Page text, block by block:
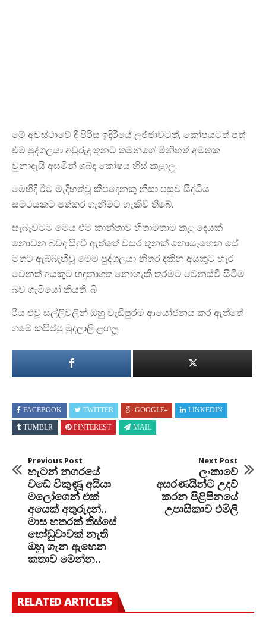
මේ අවස්ථාවේ දී පිරිස ඉදිරියේ ලජ්ජාවටත්, කෝපයටත් පත්
එම පුද්ගලයා අවුරුදු තුනට තමන්ගේ මිනිහත් අමතක
වුනාදැයි අසමින් ශබ්ද කෝෂය හිස් කළාලූ.
මෙහිදී ඊට මැදිහත්වූ කීපදෙනකු නිසා පසුව සිද්ධිය
සමථයකට පත්කර ගැනීමට හැකිවී තිබේ.
සැබෑවටම මෙය එම කාන්තාව හිතාමතාම කළ දෙයක්
නොවන බවද සිදුවී ඇත්තේ වසර තුනක් නොසෑහෙන සේ
මතට ඇබ්බැහිවූ මෙම පුද්ගලයා නිතර දකින අයකුට හැර
වෙනත් අයකුට හඳුනාගත නොහැකි තරමට වෙනස්වී සිටීම
බව ගැමියෝ කියති. බි
රිය එවූ සල්ලිවලින් ඔහු වැඩිපුරම ආයෝජනය කර ඇත්තේ
ගමේ කසිප්පු මුදලාලි ළඟලූ.
FACEBOOK TWITTER GOOGLE+ LINKEDIN
TUMBLR PINTEREST MAIL
Previous Post
හැටන් නගරයේ
වඩේ විකුණූ අයියා
මලෝගෙන් එක්
අයෙක් අතුරුදන්..
මාස හතරක් තිස්සේ
හෝඩුවාවක් නැති
ඔහු ගැන ඇහෙන
කතාව මෙන්න..
Next Post
ලංකාවේ
අසරණයින්ට උදව්
කරන පිළිපිනයේ
උපාසිකාව එමිලි
RELATED ARTICLES